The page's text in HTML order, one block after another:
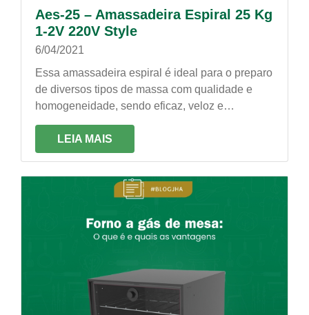
Aes-25 – Amassadeira Espiral 25 Kg
1-2V 220V Style
6/04/2021
Essa amassadeira espiral é ideal para o preparo
de diversos tipos de massa com qualidade e
homogeneidade, sendo eficaz, veloz e
econômica. É própria para trabalhos constantes!
LEIA MAIS